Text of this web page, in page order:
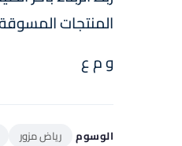
المنتجات
و م ع
الوسوم رياض مزور